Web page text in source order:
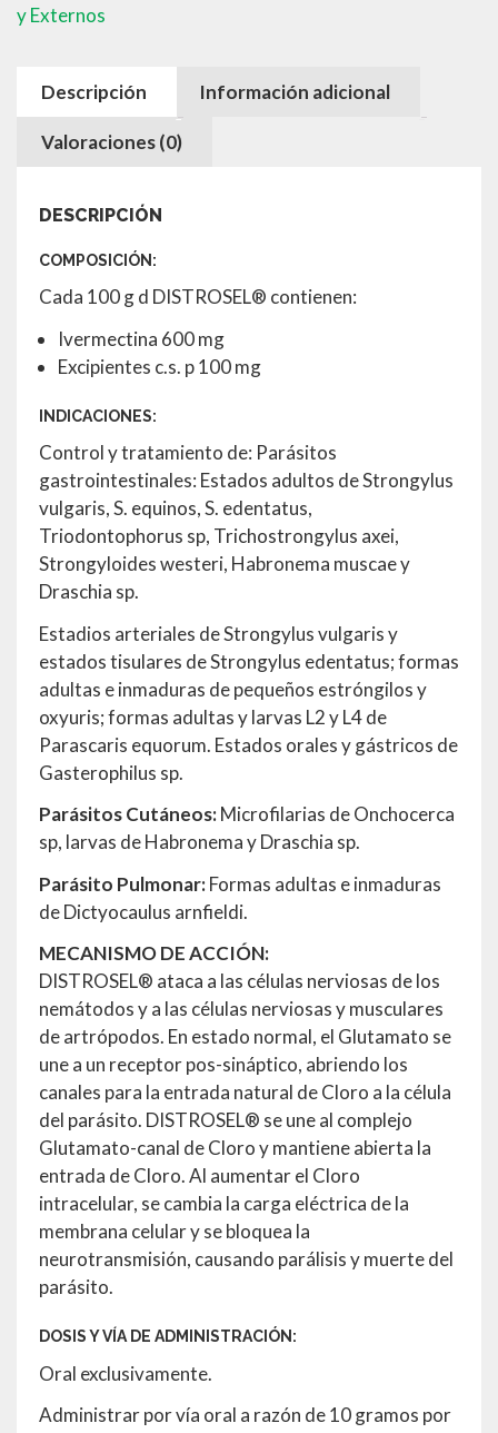
y Externos
Descripción Información adicional
Valoraciones (0)
DESCRIPCIÓN
COMPOSICIÓN:
Cada 100 g d DISTROSEL® contienen:
Ivermectina 600 mg
Excipientes c.s. p 100 mg
INDICACIONES:
Control y tratamiento de: Parásitos
gastrointestinales: Estados adultos de Strongylus
vulgaris, S. equinos, S. edentatus,
Triodontophorus sp, Trichostrongylus axei,
Strongyloides westeri, Habronema muscae y
Draschia sp.
Estadios arteriales de Strongylus vulgaris y
estados tisulares de Strongylus edentatus; formas
adultas e inmaduras de pequeños estróngilos y
oxyuris; formas adultas y larvas L2 y L4 de
Parascaris equorum. Estados orales y gástricos de
Gasterophilus sp.
Parásitos Cutáneos:Microfilarias de Onchocerca
sp, larvas de Habronema y Draschia sp.
Parásito Pulmonar:Formas adultas e inmaduras
de Dictyocaulus arnfieldi.
MECANISMO DE ACCIÓN:
DISTROSEL® ataca a las células nerviosas de los
nemátodos y a las células nerviosas y musculares
de artrópodos. En estado normal, el Glutamato se
une a un receptor pos-sináptico, abriendo los
canales para la entrada natural de Cloro a la célula
del parásito. DISTROSEL® se une al complejo
Glutamato-canal de Cloro y mantiene abierta la
entrada de Cloro. Al aumentar el Cloro
intracelular, se cambia la carga eléctrica de la
membrana celular y se bloquea la
neurotransmisión, causando parálisis y muerte del
parásito.
DOSIS Y VÍA DE ADMINISTRACIÓN:
Oral exclusivamente.
Administrar por vía oral a razón de 10 gramos por